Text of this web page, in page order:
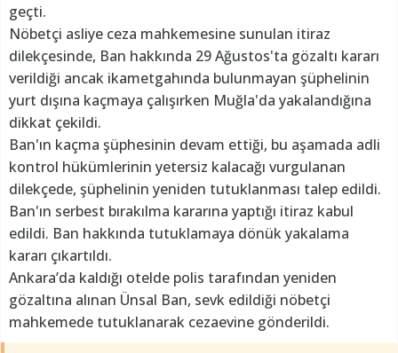
geçti.
Nöbetçi asliye ceza mahkemesine sunulan itiraz
dilekçesinde, Ban hakkında 29 Ağustos'ta gözaltı kararı
verildiği ancak ikametgahında bulunmayan şüphelinin
yurt dışına kaçmaya çalışırken Muğla'da yakalandığına
dikkat çekildi.
Ban'ın kaçma şüphesinin devam ettiği, bu aşamada adli
kontrol hükümlerinin yetersiz kalacağı vurgulanan
dilekçede, şüphelinin yeniden tutuklanması talep edildi.
Ban'ın serbest bırakılma kararına yaptığı itiraz kabul
edildi. Ban hakkında tutuklamaya dönük yakalama
kararı çıkartıldı.
Ankara’da kaldığı otelde polis tarafından yeniden
gözaltına alınan Ünsal Ban, sevk edildiği nöbetçi
mahkemede tutuklanarak cezaevine gönderildi.